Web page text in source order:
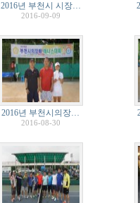
2016년 부천시 시장…
2016-09-09
2016년 부천시의장…
2016-08-30